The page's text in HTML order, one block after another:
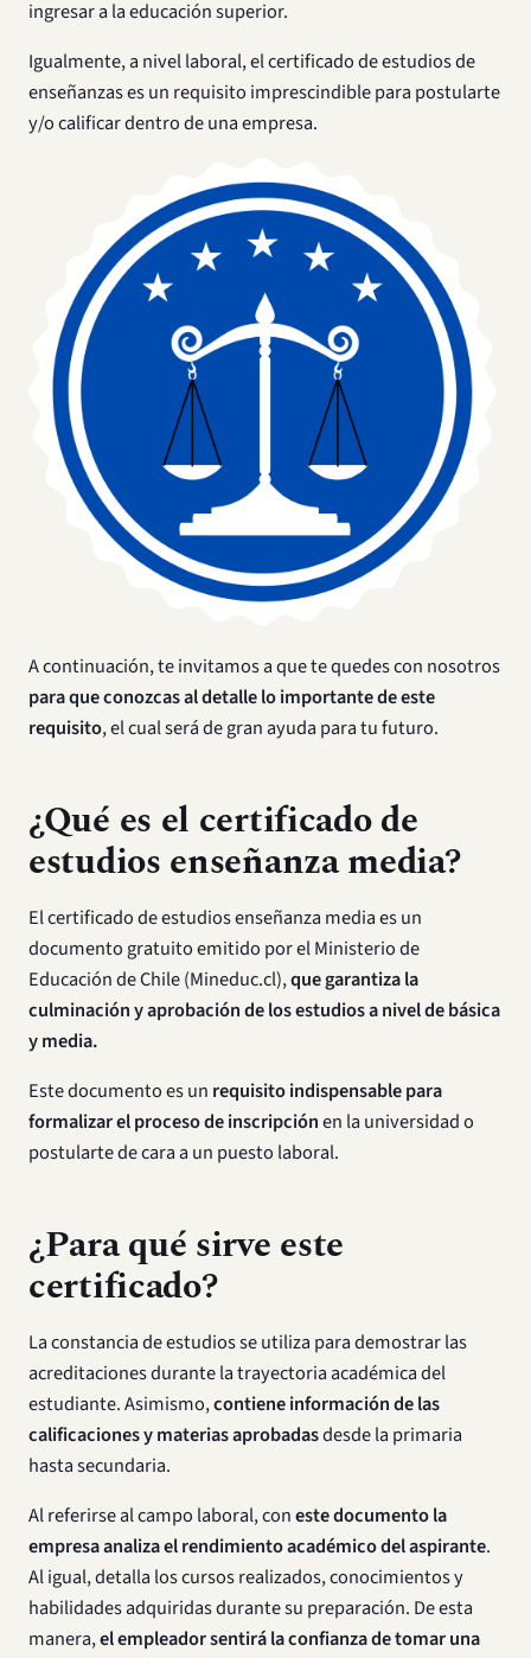
ingresar a la educación superior.
Igualmente, a nivel laboral, el certificado de estudios de
enseñanzas es un requisito imprescindible para postularte
y/o calificar dentro de una empresa.
A continuación, te invitamos a que te quedes con nosotros
para que conozcas al detalle lo importante de este
requisito, el cual será de gran ayuda para tu futuro.
¿Qué es el certificado de
estudios enseñanza media?
El certificado de estudios enseñanza media es un
documento gratuito emitido por el Ministerio de
Educación de Chile (Mineduc.cl),que garantiza la
culminación y aprobación de los estudios a nivel de básica
y media.
Este documento es un requisito indispensable para
formalizar el proceso de inscripciónen la universidad o
postularte de cara a un puesto laboral.
¿Para qué sirve este
certificado?
La constancia de estudios se utiliza para demostrar las
acreditaciones durante la trayectoria académica del
estudiante. Asimismo,contiene información de las
calificaciones y materias aprobadasdesde la primaria
hasta secundaria.
Al referirse al campo laboral, coneste documento la
empresa analiza el rendimiento académico del aspirante.
Al igual, detalla los cursos realizados, conocimientos y
habilidades adquiridas durante su preparación. De esta
manera,el empleador sentirá la confianza de tomar una